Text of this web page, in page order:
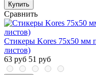
Купить
Сравнить
Стикеры Kores 75x50 мм
листов)
63 руб 51 руб